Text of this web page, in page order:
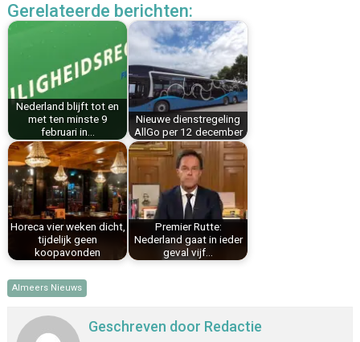
e
k
t
e
t
k
d
i
l
t
s
A
p
p
e
n
Gerelateerde berichten:
Nederland blijft tot en
met ten minste 9
februari in…
Nieuwe dienstregeling
AllGo per 12 december
Horeca vier weken dicht,
tijdelijk geen
koopavonden
Premier Rutte:
Nederland gaat in ieder
geval vijf…
Almeers Nieuws
Geschreven door Redactie